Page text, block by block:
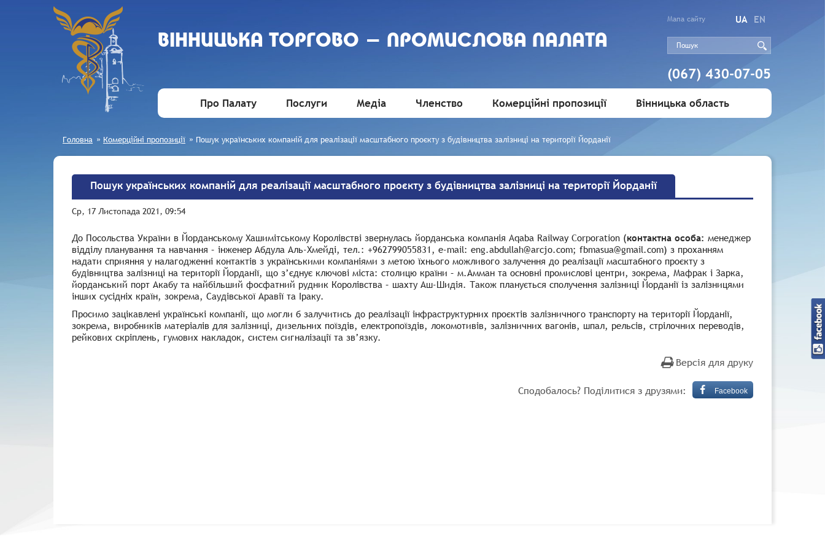
ВIННИЦЬКА ТОРГОВО - ПРОМИСЛОВА ПАЛАТА
Мапа сайту UA EN
(067) 430-07-05
Про Палату Послуги Медіа Членство Комерційні пропозиції Вінницька область
Головна » Комерційні пропозиції » Пошук українських компаній для реалізації масштабного проєкту з будівництва залізниці на території Йорданії
Пошук українських компаній для реалізації масштабного проєкту з будівництва залізниці на території Йорданії
Ср, 17 Листопада 2021, 09:54
До Посольства України в Йорданському Хашимітському Королівстві звернулась йорданська компанія Aqaba Railway Corporation (контактна особа: менеджер
відділу планування та навчання – інженер Абдула Аль-Хмейді, тел.: +962799055831, e-mail: eng.abdullah@arcjo.com; fbmasua@gmail.com) з проханням
надати сприяння у налагодженні контактів з українськими компаніями з метою їхнього можливого залучення до реалізації масштабного проєкту з
будівництва залізниці на території Йорданії, що з’єднує ключові міста: столицю країни – м.Амман та основні промислові центри, зокрема, Мафрак і Зарка,
йорданський порт Акабу та найбільший фосфатний рудник Королівства – шахту Аш-Шидія. Також планується сполучення залізниці Йорданії із залізницями
інших сусідніх країн, зокрема, Саудівської Аравії та Іраку.
Просимо зацікавлені українські компанії, що могли б залучитись до реалізації інфраструктурних проєктів залізничного транспорту на території Йорданії,
зокрема, виробників матеріалів для залізниці, дизельних поїздів, електропоїздів, локомотивів, залізничних вагонів, шпал, рельсів, стрілочних переводів,
рейкових скріплень, гумових накладок, систем сигналізації та зв’язку.
Версія для друку
Сподобалось? Поділитися з друзями: Facebook